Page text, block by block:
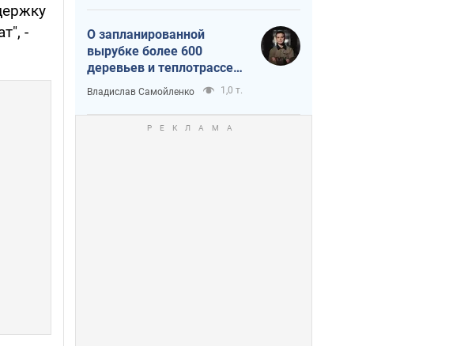
-
О запланированной
вырубке более 600
деревьев и теплотрассе:
что происходит на
Теремках в Киеве
Владислав Самойленко 1,0 т.